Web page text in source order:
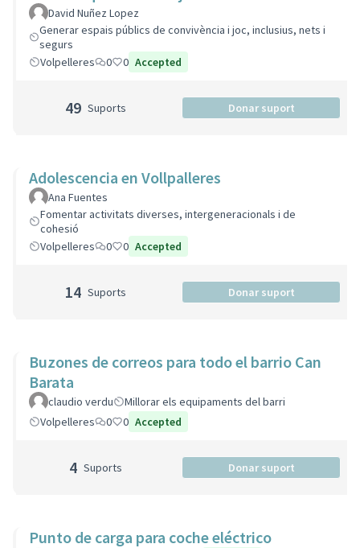
David Nuñez Lopez
Generar espais públics de convivència i joc, inclusius, nets i
segurs
Volpelleres
0 0 Accepted
49 Suports Donar suport
Adolescencia en Vollpalleres
Ana Fuentes
Fomentar activitats diverses, intergeneracionals i de
cohesió
Volpelleres
0 0 Accepted
14 Suports Donar suport
Buzones de correos para todo el barrio Can
Barata
claudio verdu
Millorar els equipaments del barri
Volpelleres
0 0 Accepted
4 Suports Donar suport
Punto de carga para coche eléctrico